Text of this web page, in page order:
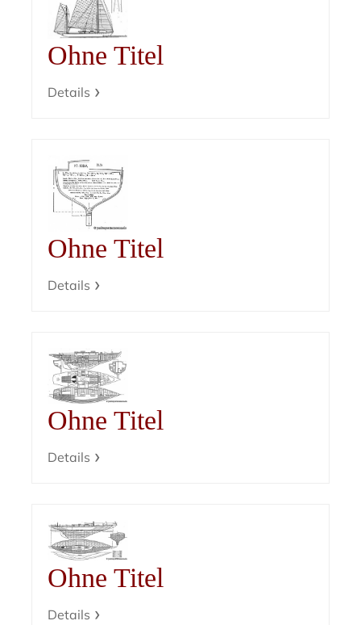
Ohne Titel
Details
Ohne Titel
Details
Ohne Titel
Details
Ohne Titel
Details